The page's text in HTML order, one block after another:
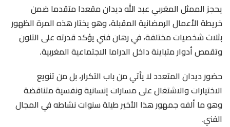
يحجز الممثل المغربي عبد الله ديدان مقعدا متقدما ضمن
خريطة الأعمال الرمضانية المقبلة، وهو يختار هذه المرة الظهور
بثلاث شخصيات مختلفة، في رهان فني يؤكد قدرته على التلون
وتقمص أدوار متباينة داخل الدراما الاجتماعية المغربية.
حضور ديدان المتعدد لا يأتي من باب التكرار، بل من تنويع
الاختيارات والاشتغال على مسارات إنسانية ونفسية متناقضة
وهو ما ألفه جمهور هذا الأخير طيلة سنوات نشاطه في المجال
الفني.